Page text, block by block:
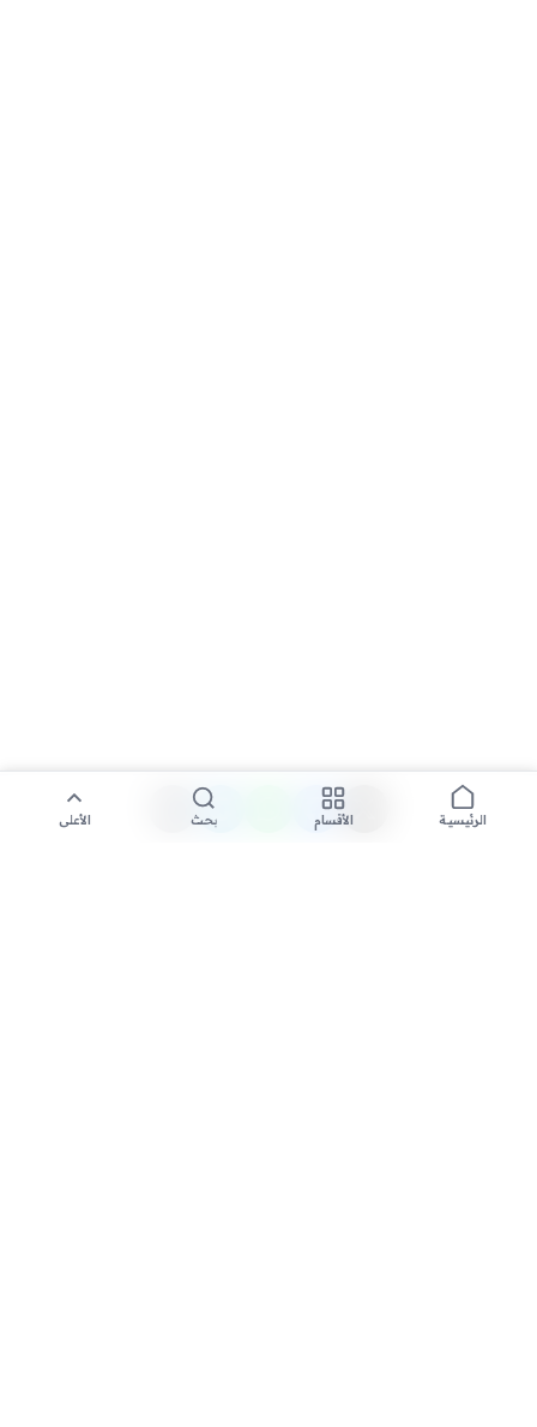
الرئيسية الأقسام بحث الأعلى